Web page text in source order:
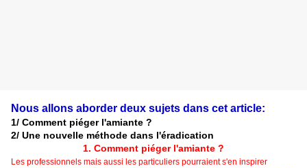
Nous allons aborder deux sujets dans cet article:
1/ Comment piéger l'amiante ?
2/ Une nouvelle méthode dans l'éradication
1. Comment piéger l'amiante ?
Les professionnels mais aussi les particuliers pourraient s'en inspirer